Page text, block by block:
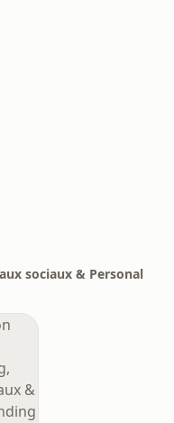
sociaux & Personal